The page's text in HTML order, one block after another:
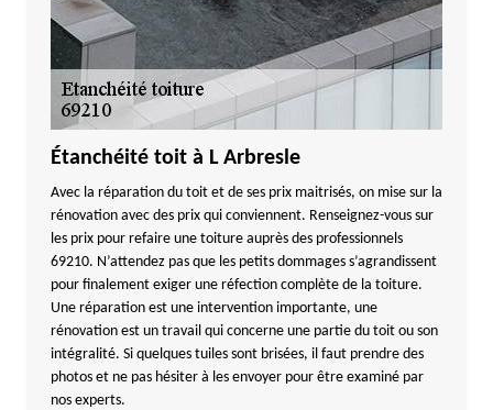
Étanchéité toit à L Arbresle
Avec la réparation du toit et de ses prix maitrisés, on mise sur la
rénovation avec des prix qui conviennent. Renseignez-vous sur
les prix pour refaire une toiture auprès des professionnels
69210. N’attendez pas que les petits dommages s’agrandissent
pour finalement exiger une réfection complète de la toiture.
Une réparation est une intervention importante, une
rénovation est un travail qui concerne une partie du toit ou son
intégralité. Si quelques tuiles sont brisées, il faut prendre des
photos et ne pas hésiter à les envoyer pour être examiné par
nos experts.